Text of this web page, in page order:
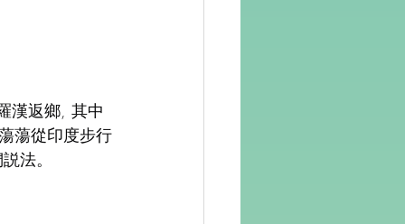
漢返鄉, 其中
蕩從印度步行
法。